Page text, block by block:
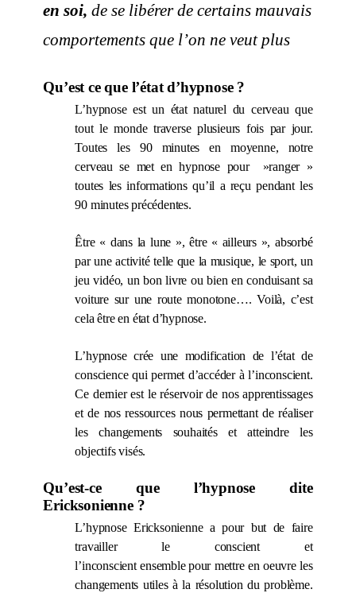
en soi,de se libérer de certains mauvais
comportements que l’on ne veut plus
Qu’est ce que l’état d’hypnose ?
L’hypnose est un état naturel du cerveau que
tout le monde traverse plusieurs fois par jour.
Toutes les 90 minutes en moyenne, notre
cerveau se met en hypnose pour »ranger »
toutes les informations qu’il a reçu pendant les
90 minutes précédentes.
Être « dans la lune », être « ailleurs », absorbé
par une activité telle que la musique, le sport, un
jeu vidéo, un bon livre ou bien en conduisant sa
voiture sur une route monotone…. Voilà, c’est
cela être en état d’hypnose.
L’hypnose crée une modification de l’état de
conscience qui permet d’accéder à l’inconscient.
Ce dernier est le réservoir de nos apprentissages
et de nos ressources nous permettant de réaliser
les changements souhaités et atteindre les
objectifs visés.
Qu’est-ce que l’hypnose dite
Ericksonienne ?
L’hypnose Ericksonienne a pour but de faire
travaillerle conscient et
l’inconscientensemble pour mettre en oeuvre les
changements utiles à la résolution du problème.